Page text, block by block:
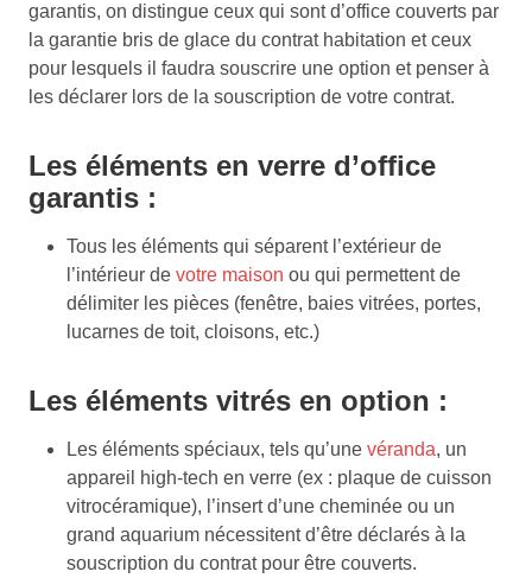
garantis, on distingue ceux qui sont d’office couverts par
la garantie bris de glace du contrat habitation et ceux
pour lesquels il faudra souscrire une option et penser à
les déclarer lors de la souscription de votre contrat.
Les éléments en verre d’office
garantis :
Tous les éléments qui séparent l’extérieur de
l’intérieur de votre maison ou qui permettent de
délimiter les pièces (fenêtre, baies vitrées, portes,
lucarnes de toit, cloisons, etc.)
Les éléments vitrés en option :
Les éléments spéciaux, tels qu’une véranda, un
appareil high-tech en verre (ex : plaque de cuisson
vitrocéramique), l’insert d’une cheminée ou un
grand aquarium nécessitent d’être déclarés à la
souscription du contrat pour être couverts.